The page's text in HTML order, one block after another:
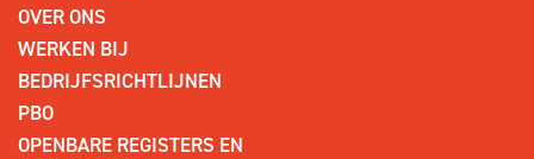
OVER ONS
WERKEN BIJ
BEDRIJFSRICHTLIJNEN
PBO
OPENBARE REGISTERS EN